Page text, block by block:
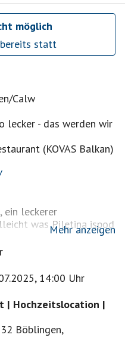
möglich
statt
Calw
lecker - das werden wir
(KOVAS Balkan)
ein leckerer
was Piletina ispod
wer dann
oder Wurstsalat
mir teilen? In netter
Spass! Mal keine
genießen!
Mehr anzeigen
14:00 Uhr
| Hochzeitslocation |
Böblingen,